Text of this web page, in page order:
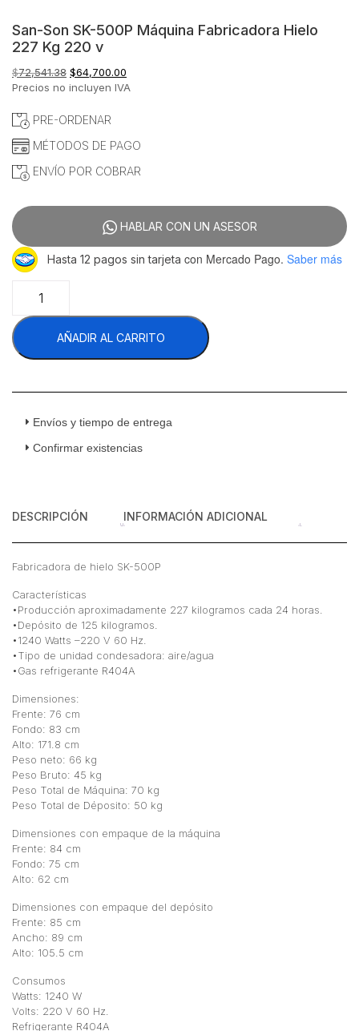
San-Son SK-500P Máquina Fabricadora Hielo
227 Kg 220 v
$72,541.38 El
precio
era:
$64,700.00
precio
Precios no incluyen IVA
PRE-ORDENAR
MÉTODOS DE PAGO
ENVÍO POR COBRAR
HABLAR CON UN ASESOR
Hasta 12 pagos sin tarjeta con Mercado Pago. Saber más
SK-
500P
Máquina
Hielo
AÑADIR AL CARRITO
Envíos y tiempo de entrega
Confirmar existencias
DESCRIPCIÓN INFORMACIÓN ADICIONAL
Fabricadora de hielo SK-500P
Características
•Producción aproximadamente 227 kilogramos cada 24 horas.
•Depósito de 125 kilogramos.
•1240 Watts –220 V 60 Hz.
•Tipo de unidad condesadora: aire/agua
•Gas refrigerante R404A
Dimensiones:
Frente: 76 cm
Fondo: 83 cm
Alto: 171.8 cm
Peso neto: 66 kg
Peso Bruto: 45 kg
Peso Total de Máquina: 70 kg
Peso Total de Déposito: 50 kg
Dimensiones con empaque de la máquina
Frente: 84 cm
Fondo: 75 cm
Alto: 62 cm
Dimensiones con empaque del depósito
Frente: 85 cm
Ancho: 89 cm
Alto: 105.5 cm
Consumos
Watts: 1240 W
Volts: 220 V 60 Hz.
Refrigerante R404A